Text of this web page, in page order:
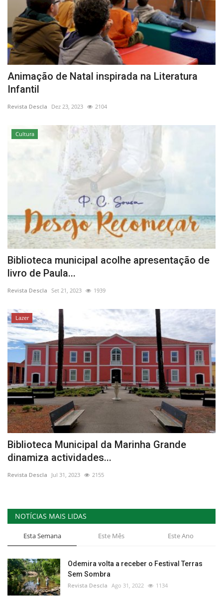
Animação de Natal inspirada na Literatura
Infantil
Revista Descla Dez 23, 2023 2104
Cultura
Biblioteca municipal acolhe apresentação de
livro de Paula...
Revista Descla Set 21, 2023 1939
Lazer
Biblioteca Municipal da Marinha Grande
dinamiza actividades...
Revista Descla Jul 31, 2023 2155
NOTÍCIAS MAIS LIDAS
Esta Semana Este Mês Este Ano
Odemira volta a receber o Festival Terras
Sem Sombra
Revista Descla Ago 31, 2022 1134